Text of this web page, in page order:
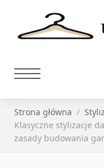
Strona główna
Klasyczne stylizacje
zasady budowania